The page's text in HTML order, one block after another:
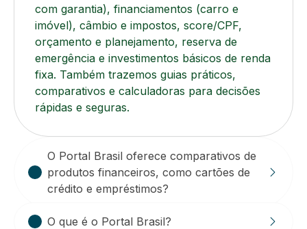
com garantia), financiamentos (carro e
imóvel), câmbio e impostos, score/CPF,
orçamento e planejamento, reserva de
emergência e investimentos básicos de renda
fixa. Também trazemos guias práticos,
comparativos e calculadoras para decisões
rápidas e seguras.
O Portal Brasil oferece comparativos de
produtos financeiros, como cartões de
crédito e empréstimos?
O que é o Portal Brasil?